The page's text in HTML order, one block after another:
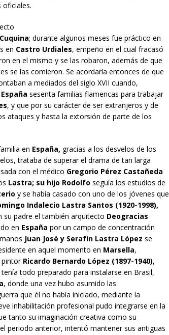
Cuquina; durante algunos meses fue práctico en
en Castro Urdiales, empeño en el cual fracasó
en el mismo y se las robaron, además de que
se las comieron. Se acordaría entonces de que
a mediados del siglo XVII cuando,
España sesenta familias flamencas para trabajar
, y que por su carácter de ser extranjeros y de
ataques y hasta la extorsión de parte de los
en España, gracias a los desvelos de los
trataba de superar el drama de tan larga
con el médico Gregorio Pérez Castañeda
Lastra; su hijo Rodolfo seguía los estudios de
y se había casado con uno de los jóvenes que
Indalecio Lastra Santos (1920-1998),
su padre el también arquitecto Deogracias
en España por un campo de concentración
Juan José y Serafín Lastra López se
en aquel momento en Marsella,
pintor Ricardo Bernardo López (1897-1940),
todo preparado para instalarse en Brasil,
, donde una vez hubo asumido las
que él no había iniciado, mediante la
inhabilitación profesional pudo integrarse en la
tanto su imaginación creativa como su
periodo anterior, intentó mantener sus antiguas